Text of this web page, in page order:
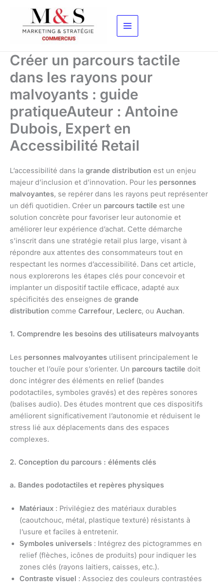
contenu
Créer un parcours tactile
dans les rayons pour
malvoyants : guide
pratiqueAuteur : Antoine
Dubois, Expert en
Accessibilité Retail
L’accessibilité dans la grande distribution est un enjeu
majeur d’inclusion et d’innovation. Pour les personnes
malvoyantes, se repérer dans les rayons peut représenter
un défi quotidien. Créer un parcours tactile est une
solution concrète pour favoriser leur autonomie et
améliorer leur expérience d’achat. Cette démarche
s’inscrit dans une stratégie retail plus large, visant à
répondre aux attentes des consommateurs tout en
respectant les normes d’accessibilité. Dans cet article,
nous explorerons les étapes clés pour concevoir et
implanter un dispositif tactile efficace, adapté aux
spécificités des enseignes de grande
distribution comme Carrefour, Leclerc, ou Auchan.
1. Comprendre les besoins des utilisateurs malvoyants
Les personnes malvoyantes utilisent principalement le
toucher et l’ouïe pour s’orienter. Un parcours tactile doit
donc intégrer des éléments en relief (bandes
podotactiles, symboles gravés) et des repères sonores
(balises audio). Des études montrent que ces dispositifs
améliorent significativement l’autonomie et réduisent le
stress lié aux déplacements dans des espaces
complexes.
2. Conception du parcours : éléments clés
a. Bandes podotactiles et repères physiques
Matériaux : Privilégiez des matériaux durables
(caoutchouc, métal, plastique texturé) résistants à
l’usure et faciles à entretenir.
Symboles universels : Intégrez des pictogrammes en
relief (flèches, icônes de produits) pour indiquer les
zones clés (rayons laitiers, caisses, etc.).
Contraste visuel : Associez des couleurs contrastées